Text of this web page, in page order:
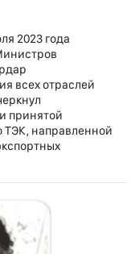
2023 года
всех отраслей
принятой
ТЭК, направленной